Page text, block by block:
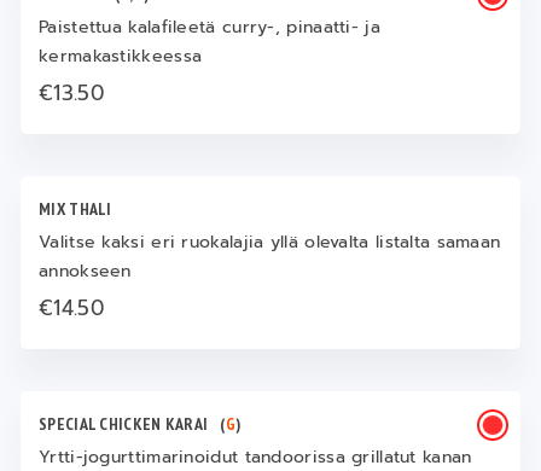
Paistettua kalafileetä curry-, pinaatti- ja
kermakastikkeessa
€13.50
MIX THALI
Valitse kaksi eri ruokalajia yllä olevalta listalta samaan
annokseen
€14.50
SPECIAL CHICKEN KARAI (G)
Yrtti-jogurttimarinoidut tandoorissa grillatut kanan